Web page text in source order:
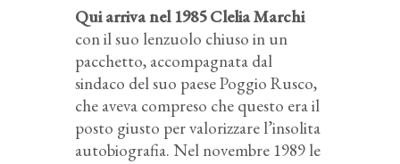
Qui arriva nel 1985 Clelia Marchi
con il suo lenzuolo chiuso in un
pacchetto, accompagnata dal
sindaco del suo paese Poggio Rusco,
che aveva compreso che questo era il
posto giusto per valorizzare l’insolita
autobiografia. Nel novembre 1989 le